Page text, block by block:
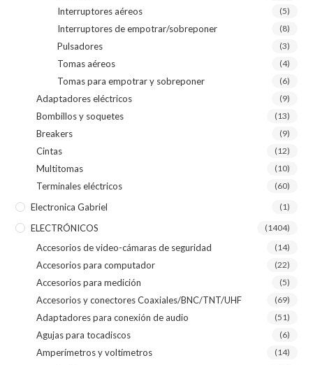
Interruptores aéreos (5)
Interruptores de empotrar/sobreponer (8)
Pulsadores (3)
Tomas aéreos (4)
Tomas para empotrar y sobreponer (6)
Adaptadores eléctricos (9)
Bombillos y soquetes (13)
Breakers (9)
Cintas (12)
Multitomas (10)
Terminales eléctricos (60)
Electronica Gabriel (1)
ELECTRÓNICOS (1404)
Accesorios de video-cámaras de seguridad (14)
Accesorios para computador (22)
Accesorios para medición (5)
Accesorios y conectores Coaxiales/BNC/TNT/UHF (69)
Adaptadores para conexión de audio (51)
Agujas para tocadiscos (6)
Amperímetros y voltímetros (14)